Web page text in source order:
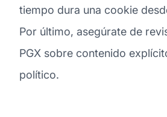
tiempo dura una cookie
Por último, asegúrate de
PGX sobre contenido
político.